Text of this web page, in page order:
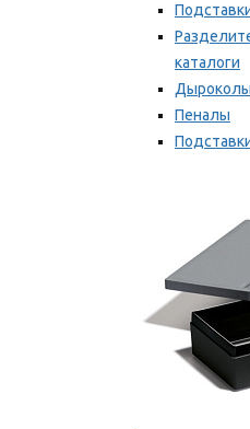
каталоги
Дыроколы
Пеналы